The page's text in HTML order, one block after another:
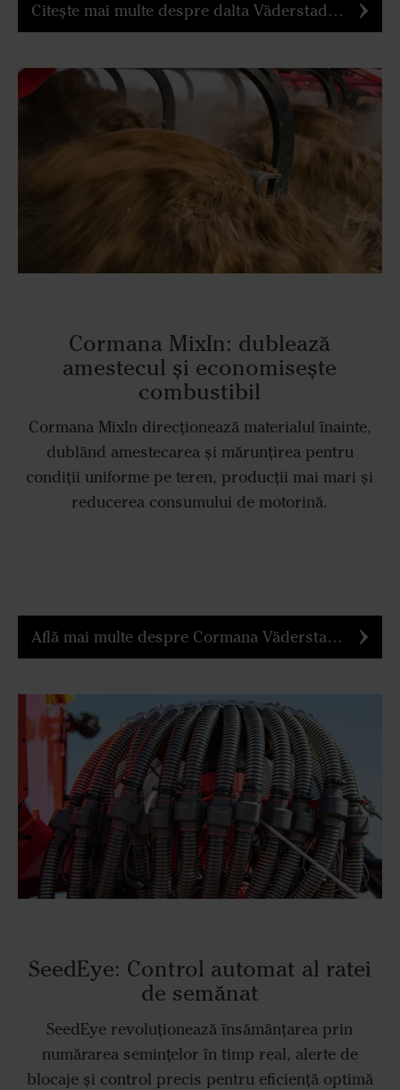
Citește mai multe despre dalta Väderstad Marathon
Cormana MixIn: dublează
amestecul și economisește
combustibil
Cormana MixIn direcționează materialul înainte,
dublând amestecarea și mărunțirea pentru
condiții uniforme pe teren, producții mai mari și
reducerea consumului de motorină.
Află mai multe despre Cormana Väderstad MixIn
SeedEye: Control automat al ratei
de semănat
SeedEye revoluționează însămânțarea prin
numărarea semințelor în timp real, alerte de
blocaje și control precis pentru eficiență optimă